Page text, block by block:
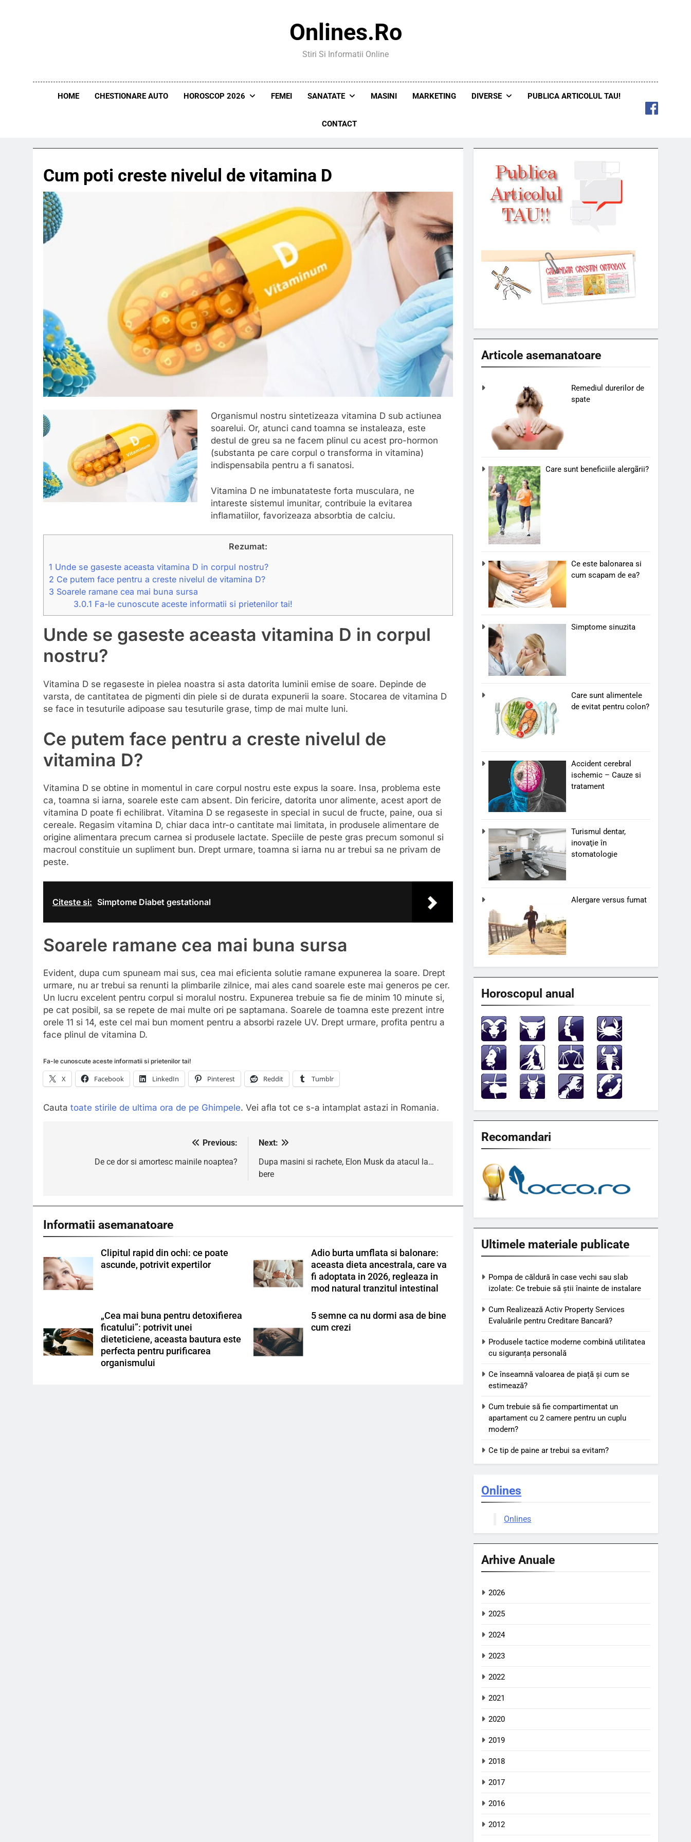
Onlines.ro
Stiri Si Informatii Online
HOME CHESTIONARE AUTO HOROSCOP 2026 FEMEI SANATATE MASINI MARKETING DIVERSE PUBLICA ARTICOLUL TAU!
CONTACT
Cum poti creste nivelul de vitamina D
Organismul nostru sintetizeaza vitamina D sub actiunea
soarelui. Or, atunci cand toamna se instaleaza, este
destul de greu sa ne facem plinul cu acest pro-hormon
(substanta pe care corpul o transforma in vitamina)
indispensabila pentru a fi sanatosi.
Vitamina D ne imbunatateste forta musculara, ne
intareste sistemul imunitar, contribuie la evitarea
inflamatiilor, favorizeaza absorbtia de calciu.
Rezumat:
1 Unde se gaseste aceasta vitamina D in corpul nostru?
2 Ce putem face pentru a creste nivelul de vitamina D?
3 Soarele ramane cea mai buna sursa
3.0.1 Fa-le cunoscute aceste informatii si prietenilor tai!
Unde se gaseste aceasta vitamina D in corpul
nostru?
Vitamina D se regaseste in pielea noastra si asta datorita luminii emise de soare. Depinde de
varsta, de cantitatea de pigmenti din piele si de durata expunerii la soare. Stocarea de vitamina D
se face in tesuturile adipoase sau tesuturile grase, timp de mai multe luni.
Ce putem face pentru a creste nivelul de
vitamina D?
Vitamina D se obtine in momentul in care corpul nostru este expus la soare. Insa, problema este
ca, toamna si iarna, soarele este cam absent. Din fericire, datorita unor alimente, acest aport de
vitamina D poate fi echilibrat. Vitamina D se regaseste in special in sucul de fructe, paine, oua si
cereale. Regasim vitamina D, chiar daca intr-o cantitate mai limitata, in produsele alimentare de
origine alimentara precum carnea si produsele lactate. Speciile de peste gras precum somonul si
macroul constituie un supliment bun. Drept urmare, toamna si iarna nu ar trebui sa ne privam de
peste.
Citeste si: Simptome Diabet gestational
Soarele ramane cea mai buna sursa
Evident, dupa cum spuneam mai sus, cea mai eficienta solutie ramane expunerea la soare. Drept
urmare, nu ar trebui sa renunti la plimbarile zilnice, mai ales cand soarele este mai generos pe cer.
Un lucru excelent pentru corpul si moralul nostru. Expunerea trebuie sa fie de minim 10 minute si,
pe cat posibil, sa se repete de mai multe ori pe saptamana. Soarele de toamna este prezent intre
orele 11 si 14, este cel mai bun moment pentru a absorbi razele UV. Drept urmare, profita pentru a
face plinul de vitamina D.
Fa-le cunoscute aceste informatii si prietenilor tai!
X Facebook LinkedIn Pinterest Reddit Tumblr
Cauta toate stirile de ultima ora de pe Ghimpele. Vei afla tot ce s-a intamplat astazi in Romania.
Previous:
De ce dor si amortesc mainile noaptea?
Next:
Dupa masini si rachete, Elon Musk da atacul la…
bere
Informatii asemanatoare
Clipitul rapid din ochi: ce poate
ascunde, potrivit expertilor
Adio burta umflata si balonare:
aceasta dieta ancestrala, care va
fi adoptata in 2026, regleaza in
mod natural tranzitul intestinal
„Cea mai buna pentru detoxifierea
ficatului”: potrivit unei
dieteticiene, aceasta bautura este
perfecta pentru purificarea
organismului
5 semne ca nu dormi asa de bine
cum crezi
Articole asemanatoare
Remediul durerilor de
spate
Care sunt beneficiile alergãrii?
Ce este balonarea si
cum scapam de ea?
Simptome sinuzita
Care sunt alimentele
de evitat pentru colon?
Accident cerebral
ischemic – Cauze si
tratament
Turismul dentar,
inovaţie în
stomatologie
Alergare versus fumat
Horoscopul anual
Recomandari
Ultimele materiale publicate
Pompa de căldură în case vechi sau slab
izolate: Ce trebuie să știi înainte de instalare
Cum Realizează Activ Property Services
Evaluările pentru Creditare Bancară?
Produsele tactice moderne combină utilitatea
cu siguranța personală
Ce înseamnă valoarea de piață și cum se
estimează?
Cum trebuie să fie compartimentat un
apartament cu 2 camere pentru un cuplu
modern?
Ce tip de paine ar trebui sa evitam?
Onlines
Onlines
Arhive Anuale
2026
2025
2024
2023
2022
2021
2020
2019
2018
2017
2016
2012